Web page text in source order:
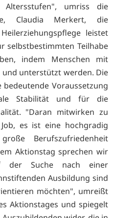
Altersstufen", umriss die
Claudia Merkert, die
leistet
selbstbestimmten Teilhabe
indem Menschen mit
unterstützt werden. Die
bedeutende Voraussetzung
Stabilität und für die
"Daran mitwirken zu
es ist eine hochgradig
Berufszufriedenheit
Aktionstag sprechen wir
der Suche nach einer
Ausbildung sind
möchten", umreißt
Aktionstages und spiegelt